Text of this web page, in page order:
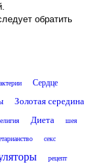
обратить
Сердце
Золотая середина
Диета шея
секс
рецепт